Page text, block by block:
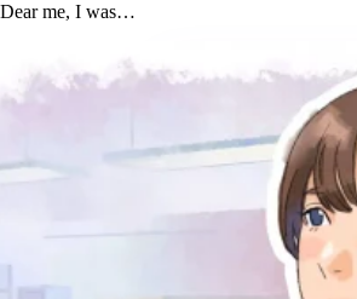
Dear me, I was…